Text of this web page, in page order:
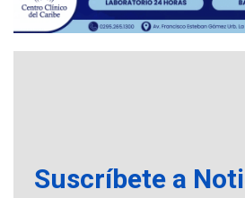
Suscríbete a
REGIONALES
Reparan
«Juan
trabajan
creación y